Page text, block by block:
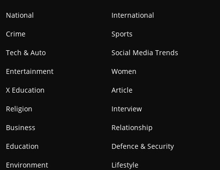
National
International
Crime
Sports
Tech & Auto
Social Media Trends
Entertainment
Women
X Education
Article
Religion
Interview
Business
Relationship
Education
Defence & Security
Environment
Lifestyle